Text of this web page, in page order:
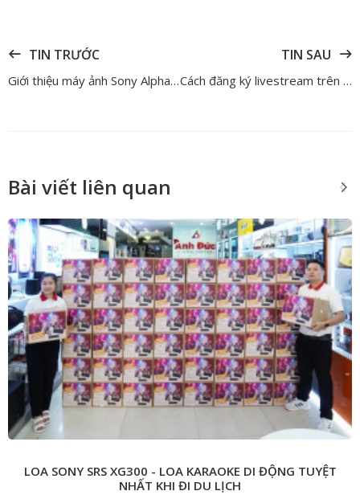
TIN TRƯỚC
Giới thiệu máy ảnh Sony Alpha A1 Mark II và ống kính Sony FE 28-70mm F2 GM
TIN SAU
Cách đăng ký livestream trên Shopee cho người mới bắt đầu
Bài viết liên quan
LOA SONY SRS XG300 - LOA KARAOKE DI ĐỘNG TUYỆT
NHẤT KHI ĐI DU LỊCH